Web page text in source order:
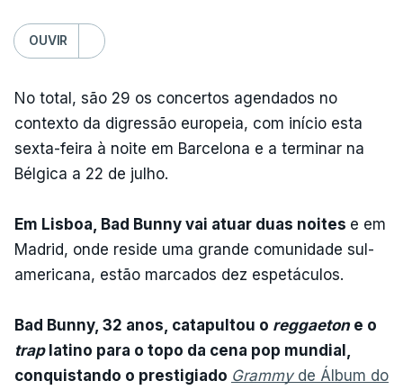
OUVIR
No total, são 29 os concertos agendados no
contexto da digressão europeia, com início esta
sexta-feira à noite em Barcelona e a terminar na
Bélgica a 22 de julho.
Em Lisboa, Bad Bunny vai atuar duas noites e em
Madrid, onde reside uma grande comunidade sul-
americana, estão marcados dez espetáculos.
Bad Bunny, 32 anos, catapultou o reggaeton e o
trap latino para o topo da cena pop mundial,
conquistando o prestigiado Grammyde Álbum do